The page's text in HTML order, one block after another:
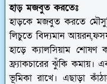
হাড় মজবুত করতেঃ
হাড়কে মজবুত করতে
লিচুতে বিদ্যমান
হাড়ে ক্যালসিয়াম
ফ্র্যাকচারের ঝুঁকি কমায়।
ভূমিকা রাখে। এছাড়া